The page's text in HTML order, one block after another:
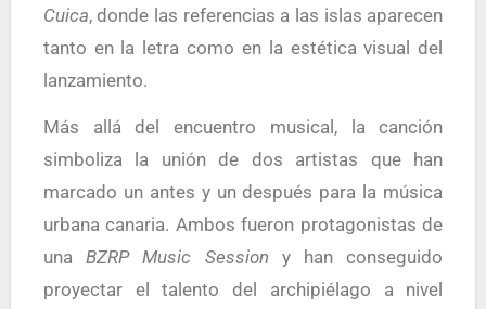
Cuica, donde las referencias a las islas aparecen
tanto en la letra como en la estética visual del
lanzamiento.
Más allá del encuentro musical, la canción
simboliza la unión de dos artistas que han
marcado un antes y un después para la música
urbana canaria. Ambos fueron protagonistas de
una BZRP Music Session y han conseguido
proyectar el talento del archipiélago a nivel